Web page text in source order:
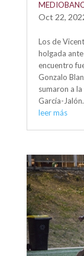
Oct 22,
Los de
holgada
encuentro
Gonzalo
sumaron a
García-
leer más